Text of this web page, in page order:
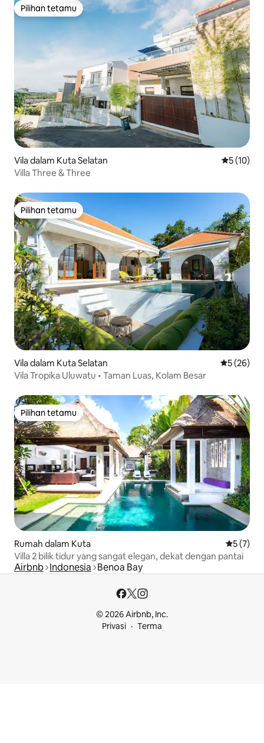
Pilihan tetamu
Pilihan tetamu
Vila dalam Kuta Selatan
5 (10)
Villa Three & Three
Pilihan tetamu
Pilihan tetamu
Vila dalam Kuta Selatan Penarafan
5 (26)
Vila Tropika Uluwatu • Taman Luas, Kolam Besar
Pilihan tetamu
Pilihan tetamu
Rumah dalam Kuta
5 (7)
Villa 2 bilik tidur yang sangat elegan, dekat dengan pantai
Airbnb Indonesia Benoa Bay
© 2026 Airbnb, Inc.
Privasi
Terma